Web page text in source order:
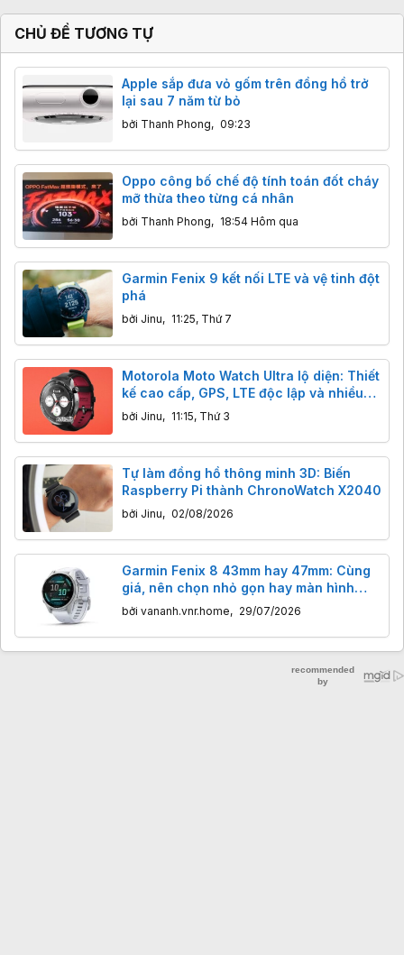
c
:
CHỦ ĐỀ TƯƠNG TỰ
Apple sắp đưa vỏ gốm trên đồng hồ trở
lại sau 7 năm từ bỏ
bởi Thanh Phong, 09:23
Oppo công bố chế độ tính toán đốt cháy
mỡ thừa theo từng cá nhân
bởi Thanh Phong, 18:54 Hôm qua
Garmin Fenix 9 kết nối LTE và vệ tinh đột
phá
bởi Jinu, 11:25, Thứ 7
Motorola Moto Watch Ultra lộ diện: Thiết
kế cao cấp, GPS, LTE độc lập và nhiều
nâng cấp đáng giá
bởi Jinu, 11:15, Thứ 3
Tự làm đồng hồ thông minh 3D: Biến
Raspberry Pi thành ChronoWatch X2040
bởi Jinu, 02/08/2026
Garmin Fenix 8 43mm hay 47mm: Cùng
giá, nên chọn nhỏ gọn hay màn hình
lớn?
bởi vananh.vnr.home, 29/07/2026